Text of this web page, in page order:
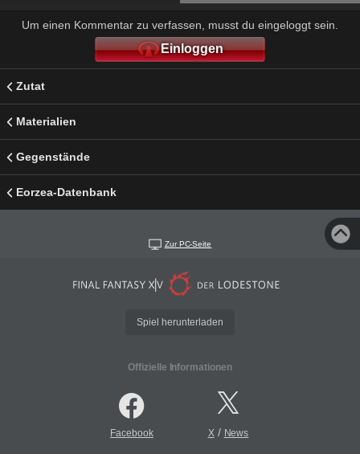
Um einen Kommentar zu verfassen, musst du eingeloggt sein.
Einloggen
Zutat
Materialien
Gegenstände
Eorzea-Datenbank
Zur PC-Seite
Spiel herunterladen
Offizielle Informationen
Facebook X/ News